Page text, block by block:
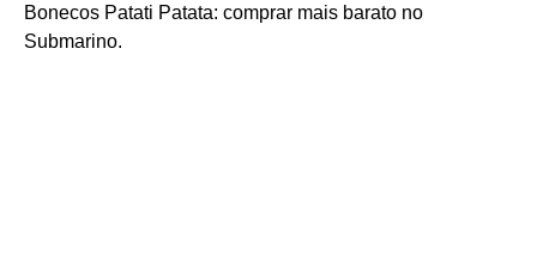
Bonecos Patati Patata: comprar mais barato no
Submarino.